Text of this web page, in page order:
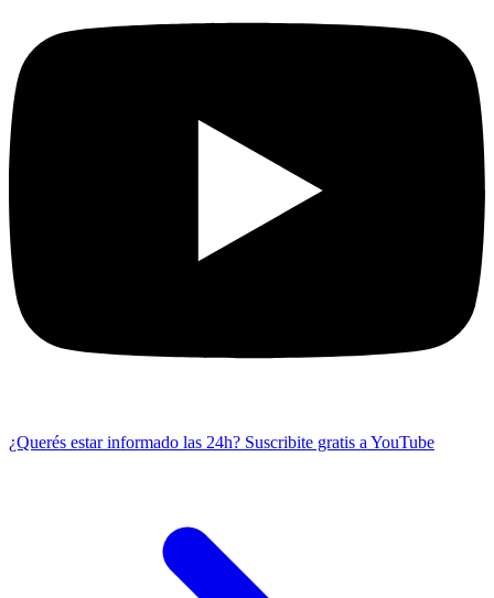
¿Querés estar informado las 24h? Suscribite gratis a YouTube